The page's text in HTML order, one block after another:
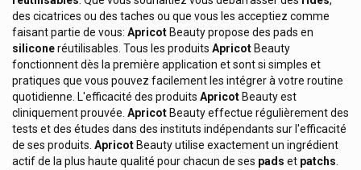
des cicatrices ou des taches ou que vous les acceptiez comme
faisant partie de vous: Apricot Beauty propose des pads en
siliconeréutilisables. Tous les produits Apricot Beauty
fonctionnent dès la première application et sont si simples et
pratiques que vous pouvez facilement les intégrer à votre routine
quotidienne. L'efficacité des produits Apricot Beauty est
cliniquement prouvée. Apricot Beauty effectue régulièrement des
tests et des études dans des instituts indépendants sur l'efficacité
de ses produits. Apricot Beauty utilise exactement un ingrédient
actif de la plus haute qualité pour chacun de ses pads et patchs.
Acuris Medical Care
Adaptil Chiens / Chiots
Additiva Boissons Chaudes Dr. Scheffler
Adp Laboratoire: Clémaflore / Natisane / Apilis
Again Life Italia
Akileine Asepta Produits Pieds